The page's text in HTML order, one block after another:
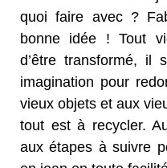
quoi faire avec ?
bonne idée ! Tout
d’être transformé, il
imagination pour
vieux objets et aux
tout est à recycler.
aux étapes à suivre